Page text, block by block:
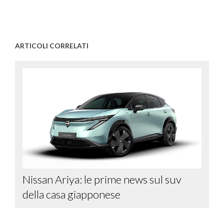
ARTICOLI CORRELATI
Nissan Ariya: le prime news sul suv
della casa giapponese